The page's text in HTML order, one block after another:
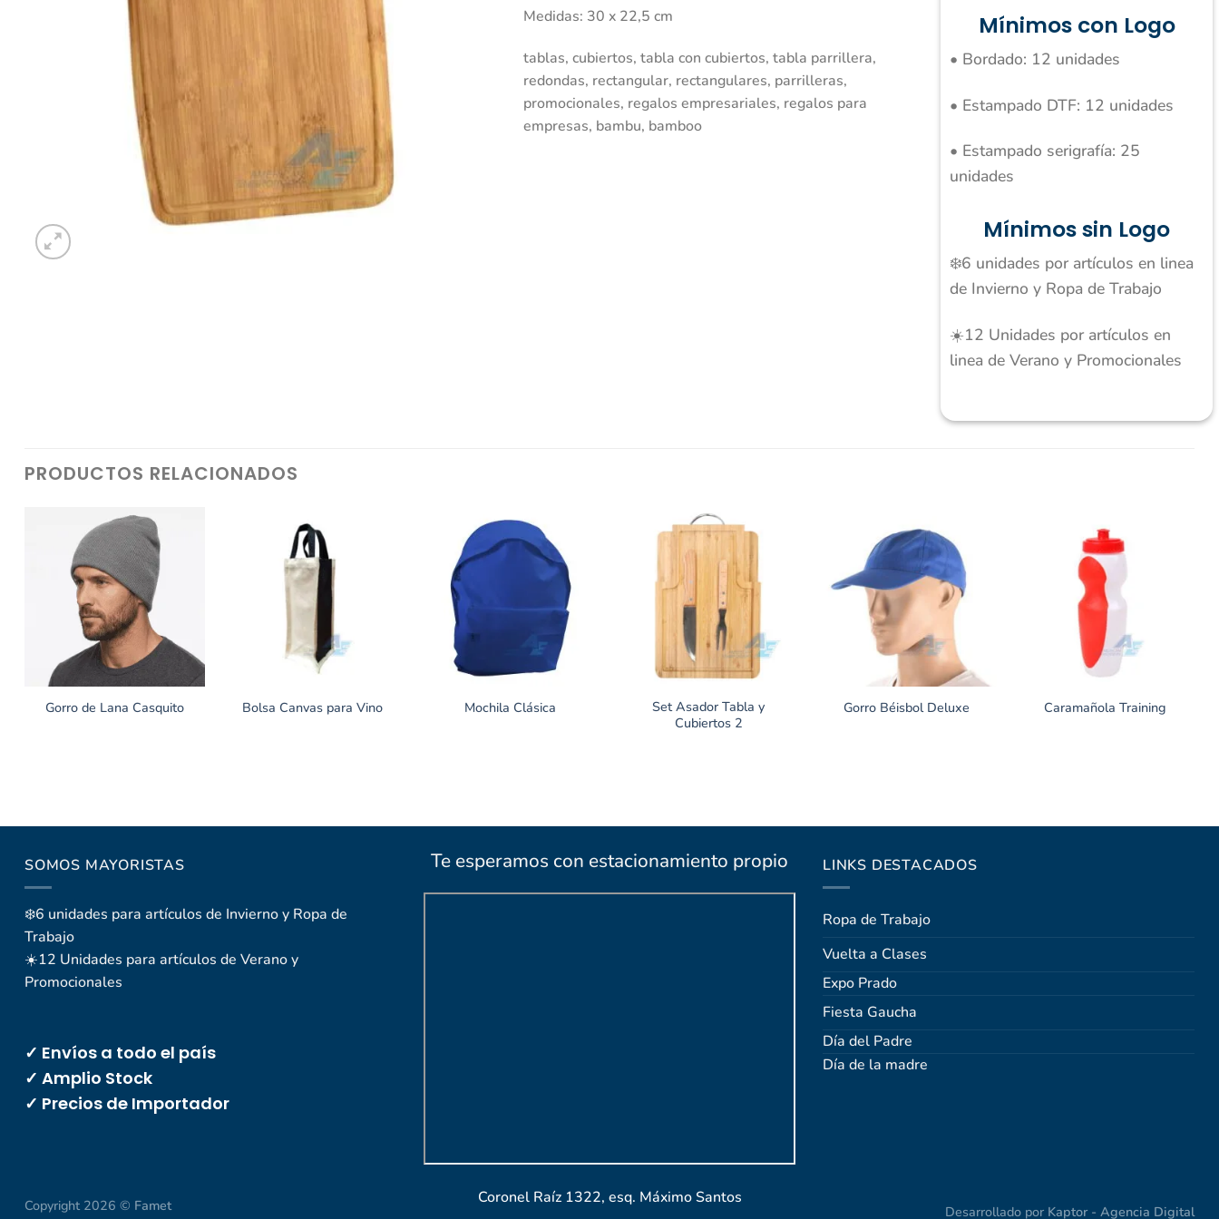
Medidas: 30 x 22,5 cm
tablas, cubiertos, tabla con cubiertos, tabla parrillera,
redondas, rectangular, rectangulares, parrilleras,
promocionales, regalos empresariales, regalos para
empresas, bambu, bamboo
Mínimos con Logo
• Bordado: 12 unidades
• Estampado DTF: 12 unidades
• Estampado serigrafía: 25
unidades
Mínimos sin Logo
❄️6 unidades por artículos en linea
de Invierno y Ropa de Trabajo
☀️12 Unidades por artículos en
linea de Verano y Promocionales
PRODUCTOS RELACIONADOS
Gorro de Lana Casquito Bolsa Canvas para Vino Mochila Clásica
Set Asador Tabla y
Cubiertos 2
Gorro Béisbol Deluxe Caramañola Training
SOMOS MAYORISTAS
❄️6 unidades para artículos de Invierno y Ropa de
Trabajo
☀️12 Unidades para artículos de Verano y
Promocionales
✓ Envíos a todo el país
✓ Amplio Stock
✓ Precios de Importador
Te esperamos con estacionamiento propio
Coronel Raíz 1322, esq. Máximo Santos
LINKS DESTACADOS
Ropa de Trabajo
Vuelta a Clases
Expo Prado
Fiesta Gaucha
Día del Padre
Día de la madre
Desarrollado por Kaptor - Agencia Digital
Copyright 2026 © Famet